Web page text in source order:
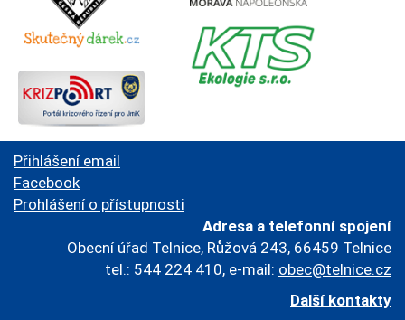
Přihlášení email
Facebook
Prohlášení o přístupnosti
Adresa a telefonní spojení
Obecní úřad Telnice, Růžová 243, 66459 Telnice
tel.: 544 224 410, e-mail: obec@telnice.cz
Další kontakty